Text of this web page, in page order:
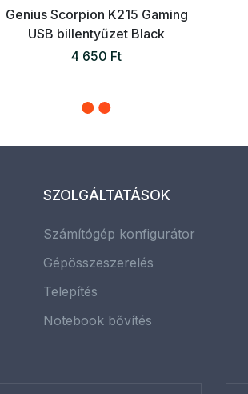
Genius Scorpion K215 Gaming
USB billentyűzet Black
4 650 Ft
SZOLGÁLTATÁSOK
Számítógép konfigurátor
Gépösszeszerelés
Telepítés
Notebook bővítés